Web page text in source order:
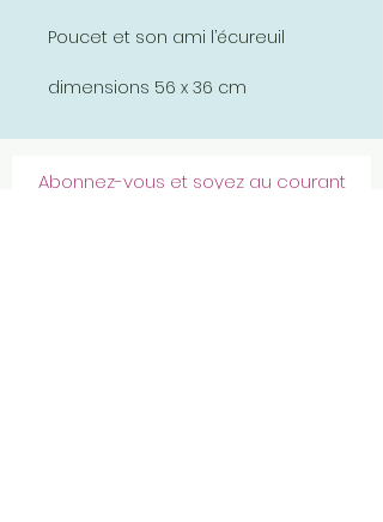
Poucet et son ami l’écureuil
dimensions 56 x 36 cm
Abonnez-vous et soyez au courant